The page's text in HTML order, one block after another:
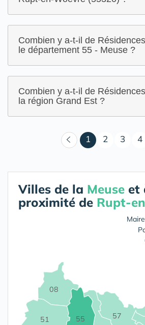
Combien y a-t-il de
le département 55 - Meuse ?
Combien y a-t-il de
la région Grand Est ?
1 (courant)
2 3 4
Villes de la Meuse et
proximité de Rupt-
08
51 55 57